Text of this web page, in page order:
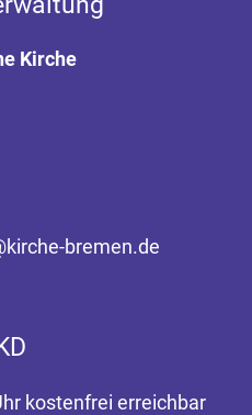
Kirche
bremen.de
kostenfrei erreichbar